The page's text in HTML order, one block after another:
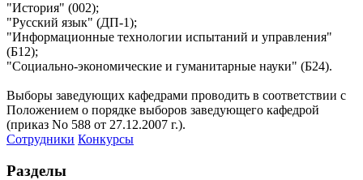
"История" (002);
"Русский язык" (ДП-1);
"Информационные технологии испытаний и управления"
(Б12);
"Социально-экономические и гуманитарные науки" (Б24).
Выборы заведующих кафедрами проводить в соответствии с
Положением о порядке выборов заведующего кафедрой
(приказ No 588 от 27.12.2007 г.).
Сотрудники Конкурсы
Разделы